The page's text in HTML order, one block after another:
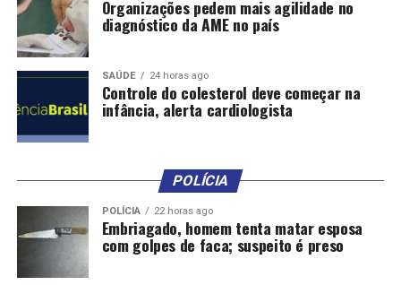
RELATED TOPICS: ABILIO CIDADES COLETA
DESTAQUE
RETOMADA
Vice Paulinho Abreu participa das…
DON'T MISS
de jane…
Organizações pedem mais agilidade no
diagnóstico da AME no país
SAÚDE 24 horas ago
Controle do colesterol deve começar na
infância, alerta cardiologista
POLÍCIA
POLÍCIA 22 horas ago
Embriagado, homem tenta matar esposa
com golpes de faca; suspeito é preso